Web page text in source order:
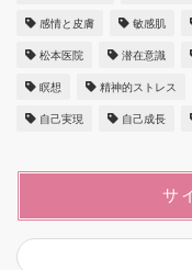
感情と皮膚 敏感肌
松本医院 潜在意識
瞑想 精神的ストレス
自己実現 自己成長
サ